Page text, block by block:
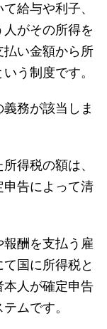
給与や利子、
がその所得を
い金額から所
う制度です。
務が該当しま
得税の額は、
告によって清
酬を支払う雇
国に所得税と
本人が確定申告
ムです。